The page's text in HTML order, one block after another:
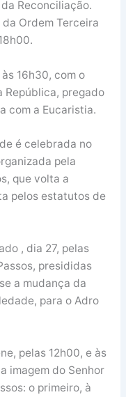
Reconciliação.
Ordem Terceira
16h30, com o
República, pregado
com a Eucaristia.
é celebrada no
pela
que volta a
pelos estatutos de
, dia 27, pelas
presididas
a mudança da
para o Adro
pelas 12h00, e às
imagem do Senhor
o primeiro, à